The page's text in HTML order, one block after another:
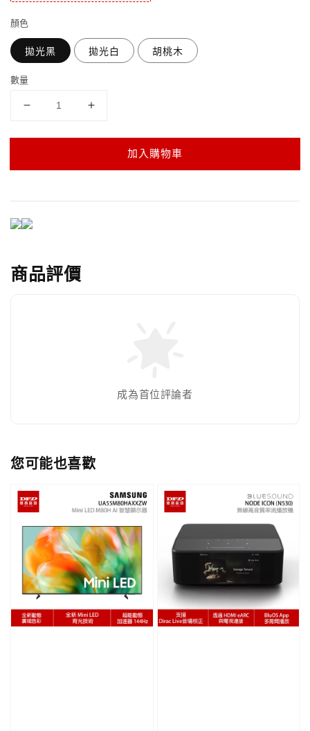
顏色
拋光黑 拋光白 胡桃木
數量
加入購物車
商品評價
成為首位評論者
您可能也喜歡